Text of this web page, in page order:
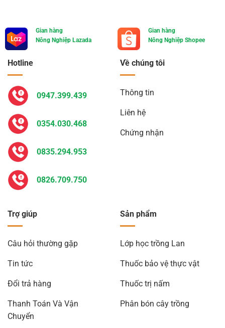
Gian hàng
Nông Nghiệp Lazada
Gian hàng
Nông Nghiệp Shopee
Về chúng tôi
Thông tin
Liên hệ
Chứng nhận
Trợ giúp
Câu hỏi thường gặp
Tin tức
Đổi trả hàng
Thanh Toán Và Vận
Chuyển
Sản phẩm
Lớp học trồng Lan
Thuốc bảo vệ thực vật
Thuốc trị nấm
Phân bón cây trồng
Hotline
0947.399.439
0354.030.468
0835.294.953
0826.709.750